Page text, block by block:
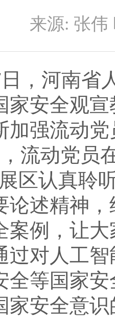
来源: 张伟
，河南省
家安全观
加强流动
动党员在
区认真聆
论述精神
案例，让
过对人工
全等国家
家安全意